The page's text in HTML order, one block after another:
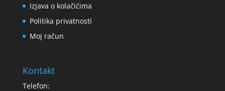
Izjava o kolačićima
Politika privatnosti
Moj račun
Kontakt
Telefon: